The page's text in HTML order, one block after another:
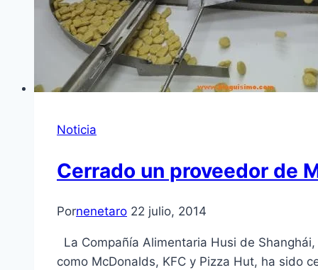
Noticia
Cerrado un proveedor de
Pornenetaro 22 julio, 2014
La Compañía Alimentaria Husi de
como McDonalds, KFC y Pizza Hut, ha sido